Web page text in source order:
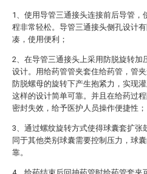
1、使用导管三通接头连接前后导管，
程非常轻松。导管三通接头侧孔设计
凑，使用便利；
2、在导管三通接头上采用防脱旋转加
设计。用给药管管夹套住给药管，管
防脱螺母的旋转下产生抱紧力，实现
这样的设计简单可靠。并且在给药过
密封失效，给予医护人员操作便捷性；
3、通过螺纹旋转方式使得球囊套扩张
同于其他类别球囊需要控制压力，球
靠。